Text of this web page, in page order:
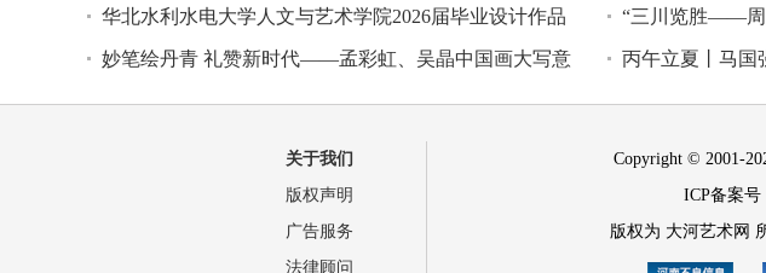
品欣赏 毕业作品精品
华北水利水电大学人文与艺术学院2026届毕业设计作品
展在郑州举办
“三川览胜——周
术馆举办
妙笔绘丹青 礼赞新时代——孟彩虹、吴晶中国画大写意
山水作品展
丙午立夏丨马国
卷）作品欣赏
关于我们
版权声明
广告服务
法律顾问
Copyright © 2001-
ICP备案号
版权为 大河艺术网